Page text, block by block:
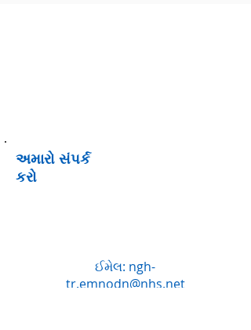
અમારો સંપર્ક
કરો
ઈમેલ: ngh-
tr.emnodn@nhs.net